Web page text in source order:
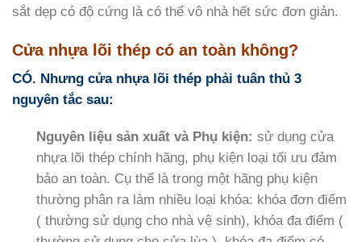
sắt dẹp có độ cứng là có thể vô nhà hết sức đơn giản.
Cửa nhựa lõi thép có an toàn không?
CÓ. Nhưng cửa nhựa lõi thép phải tuân thủ 3
nguyên tắc sau:
Nguyên liệu sản xuất và Phụ kiện: sử dụng cửa
nhựa lõi thép chính hãng, phụ kiện loại tối ưu đảm
bảo an toàn. Cụ thể là trong một hãng phụ kiện
thường phân ra làm nhiều loại khóa: khóa đơn điểm
( thường sử dụng cho nhà vệ sinh), khóa đa điểm (